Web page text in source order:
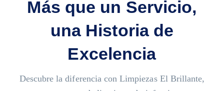
Más que un Servicio,
una Historia de
Excelencia
Descubre la diferencia con Limpiezas El Brillante,